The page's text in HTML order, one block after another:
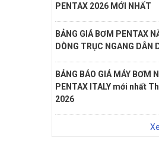
PENTAX 2026 MỚI NHẤT
BẢNG GIÁ BƠM PENTAX
DÒNG TRỤC NGANG DÂN
BẢNG BÁO GIÁ MÁY BƠM
PENTAX ITALY mới nhất
2026